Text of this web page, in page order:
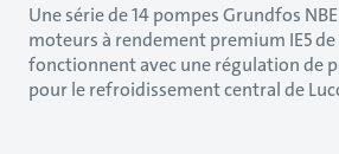
Une série de 14 pompes Grundfos
moteurs à rendement premium IE5 de
fonctionnent avec une régulation de
pour le refroidissement central de